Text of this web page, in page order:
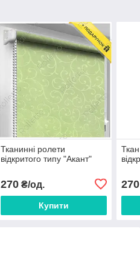
Тканинні ролети
відкритого типу "Акант"
270₴/од.
Купити
270